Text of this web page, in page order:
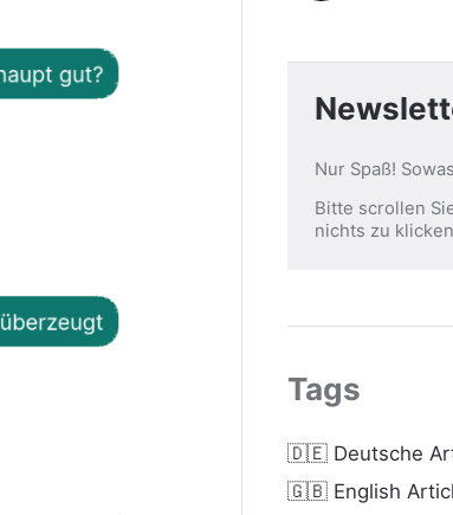
Nur Spaß!
Bitte scrollen
nichts zu
Tags
🇩🇪 Deutsche
🇬🇧 English